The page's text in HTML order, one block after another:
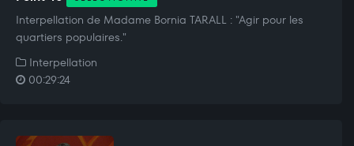
Interpellation de Madame Bornia TARALL : "Agir pour les
quartiers populaires."
Interpellation
00:29:24